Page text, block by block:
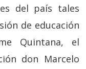
del país tales
de educación
Quintana, el
don Marcelo